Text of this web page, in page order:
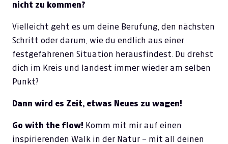
nicht zu kommen?
Vielleicht geht es um deine Berufung, den nächsten
Schritt oder darum, wie du endlich aus einer
festgefahrenen Situation herausfindest. Du drehst
dich im Kreis und landest immer wieder am selben
Punkt?
Dann wird es Zeit, etwas Neues zu wagen!
Go with the flow! Komm mit mir auf einen
inspirierenden Walk in der Natur – mit all deinen